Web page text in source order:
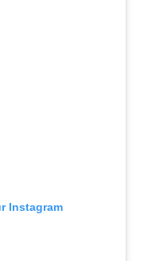
Instagram